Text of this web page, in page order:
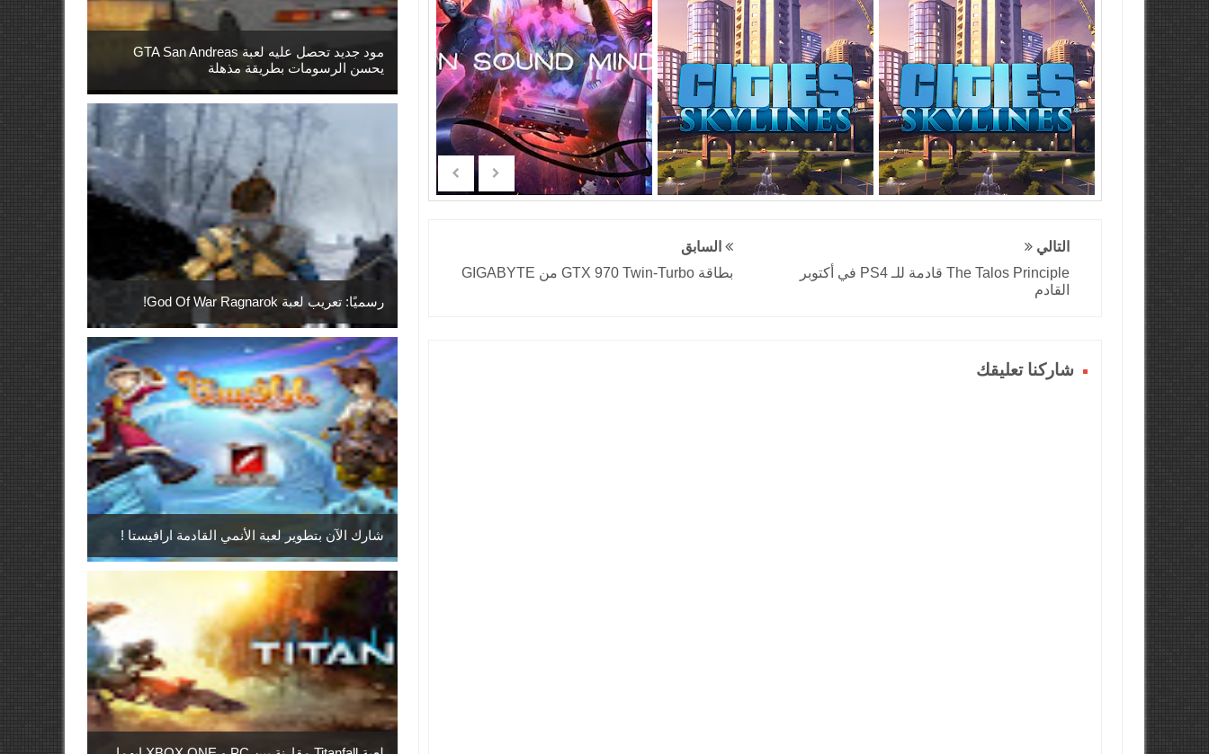
التالي
The Talos Principle قادمة للـ PS4 في أكتوبر
القادم
السابق
بطاقة GTX 970 Twin-Turbo من GIGABYTE
شاركنا تعليقك
مود جديد تحصل عليه لعبة GTA San Andreas
يحسن الرسومات بطريقة مذهلة
رسميًا: تعريب لعبة God Of War Ragnarok!
شارك الآن بتطوير لعبة الأنمي القادمة ارافيستا !